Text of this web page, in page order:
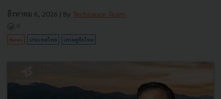
สิงหาคม 6, 2026 | By Techsauce Team
0
News ประเทศไทย เศรษฐกิจไทย